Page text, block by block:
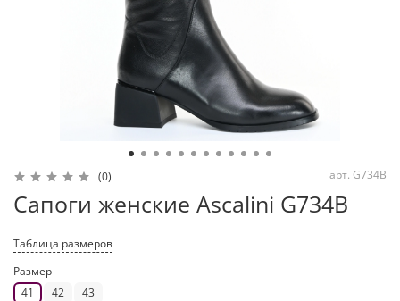
(0) арт. G734B
Сапоги женские Ascalini G734B
Таблица размеров
Размер
41
42 43